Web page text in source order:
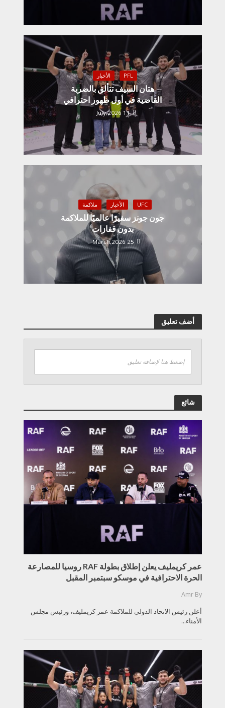
PFL الأخبار
هتان السيف تتألق بالضربة
القاضية في أول ظهور احترافي
11 July,2026
UFC الأخبار ملاكمة
جون جونز سفيرًا عالميًا للملاكمة
بدون قفازات
25 March,2026
أضف تعليق
إضغط هنا لإضافة تعليق
شائع
عمر كريمليف يعلن إطلاق بطولة RAF روسيا للمصارعة
الحرة الاحترافية في موسكو سبتمبر المقبل
By
Amr
أعلن رئيس الاتحاد الدولي للملاكمة عمر كريمليف، ورئيس مجلس
الأمناء...